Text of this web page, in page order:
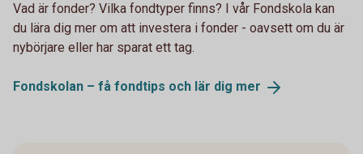
Vad är fonder? Vilka fondtyper finns? I vår Fondskola kan
du lära dig mer om att investera i fonder - oavsett om du är
nybörjare eller har sparat ett tag.
Fondskolan – få fondtips och lär dig mer